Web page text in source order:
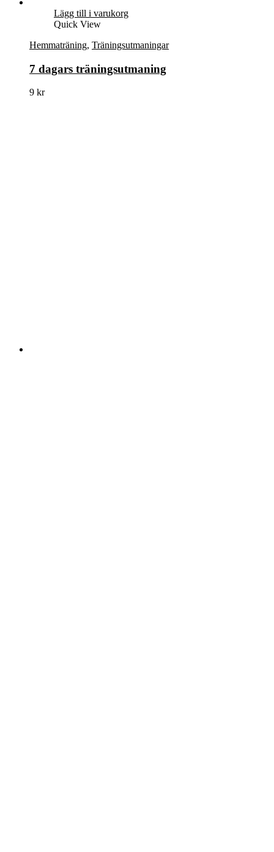
Lägg till i varukorg
Quick View
Hemmaträning, Träningsutmaningar
7 dagars träningsutmaning
9 kr